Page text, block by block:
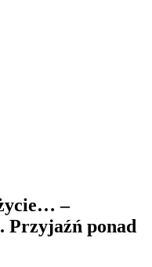
–
Przyjaźń ponad